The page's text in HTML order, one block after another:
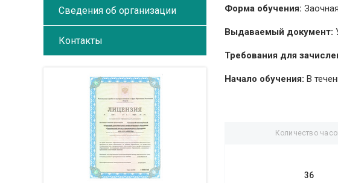
Форма обучения:
Выдаваемый документ:
Требования для
Начало обучения: В
Количество
36
Сведения об организации
Контакты